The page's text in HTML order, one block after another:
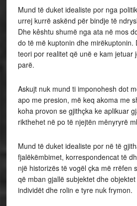
Mund të duket idealiste por nga
urrej kurrë askënd për bindje të
Dhe kêshtu shumë nga ata në mos
do të më kuptonin dhe mirëkuptonin.
teori por realitet që unë e kam jetuar
parë.
Askujt nuk mund ti imponohesh dot
apo me presion, më keq akoma me
koha provon se gjithçka ke aplikuar
rikthehet në po të njejtën mēnyryrë
Mund të duket idealiste por në të
fjalëkëmbimet, korrespondencat të
një historizës të vogël çka më rrëfen
që mban gjallë subjektet dhe
individët dhe rolin e tyre nuk frymon.